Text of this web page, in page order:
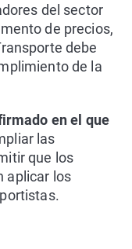
del sector
de precios,
debe
de la
en el que
las
que los
aplicar los